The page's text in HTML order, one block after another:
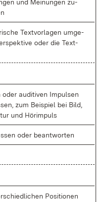
und Mei­nun­gen zu­
Text­vor­la­gen um­ge­
oder die Text­
au­di­tiven Im­pul­sen
zum Bei­spiel bei Bild,
und Hör­im­puls
oder be­ant­wor­ten
Po­si­tio­nen